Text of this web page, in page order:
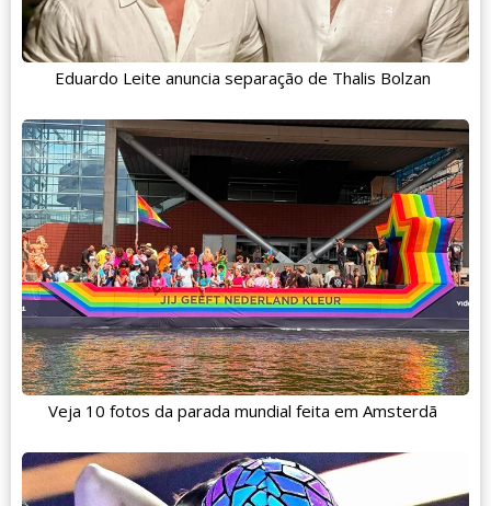
Eduardo Leite anuncia separação de Thalis Bolzan
Veja 10 fotos da parada mundial feita em Amsterdã